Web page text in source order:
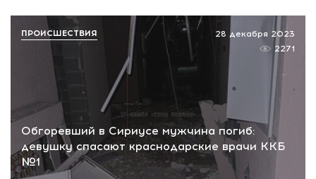
Обгоревший в Сириусе мужчина погиб:
девушку спасают краснодарские врачи ККБ
№1
28 декабря 2023
2271
ПРОИСШЕСТВИЯ